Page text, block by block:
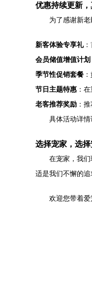
优惠持续更新
为了感谢新
新客体验专享礼：
会员储值增值计划
季节性促销套餐
节日主题特惠 ：
老客推荐奖励 ：
具体活动详
选择宠家，选
在宠家，我
适是我们不懈的追
欢迎您带着